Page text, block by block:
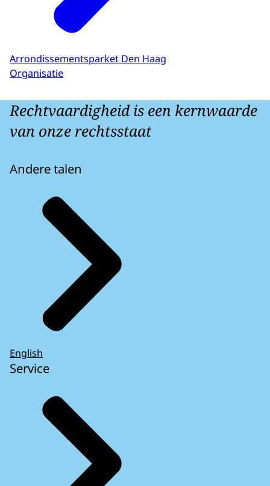
Arrondissementsparket Den Haag
Organisatie
Rechtvaardigheid is een kernwaarde
van onze rechtsstaat
Andere talen
English
Service